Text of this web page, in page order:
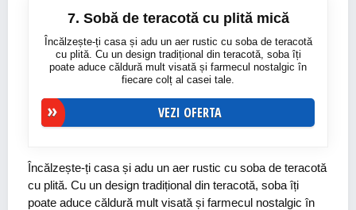
7. Sobă de teracotă cu plită mică
Încălzește-ți casa și adu un aer rustic cu soba de teracotă
cu plită. Cu un design tradițional din teracotă, soba îți
poate aduce căldură mult visată și farmecul nostalgic în
fiecare colț al casei tale.
VEZI OFERTA
Încălzește-ți casa și adu un aer rustic cu soba de teracotă
cu plită. Cu un design tradițional din teracotă, soba îți
poate aduce căldură mult visată și farmecul nostalgic în